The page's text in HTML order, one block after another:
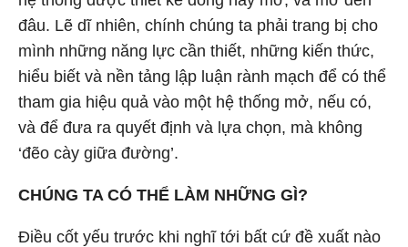
đâu. Lẽ dĩ nhiên, chính chúng ta phải trang bị cho
mình những năng lực cần thiết, những kiến thức,
hiểu biết và nền tảng lập luận rành mạch để có thể
tham gia hiệu quả vào một hệ thống mở, nếu có,
và để đưa ra quyết định và lựa chọn, mà không
‘đẽo cày giữa đường’.
CHÚNG TA CÓ THỂ LÀM NHỮNG GÌ?
Điều cốt yếu trước khi nghĩ tới bất cứ đề xuất nào